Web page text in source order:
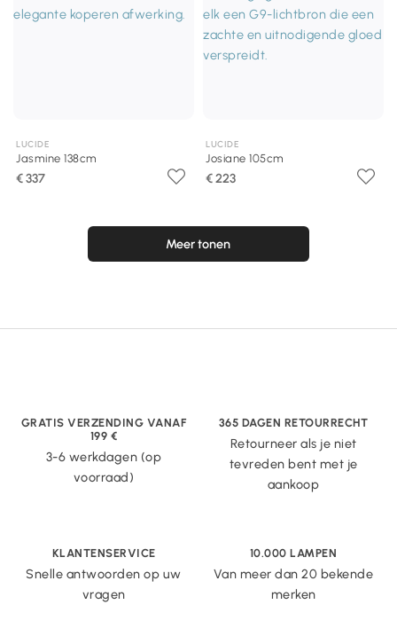
LUCIDE
Jasmine 138cm
€ 337
LUCIDE
Josiane 105cm
€ 223
Meer tonen
GRATIS VERZENDING VANAF
199 €
3-6 werkdagen (op
voorraad)
365 DAGEN RETOURRECHT
Retourneer als je niet
tevreden bent met je
aankoop
KLANTENSERVICE
Snelle antwoorden op uw
vragen
10.000 LAMPEN
Van meer dan 20 bekende
merken